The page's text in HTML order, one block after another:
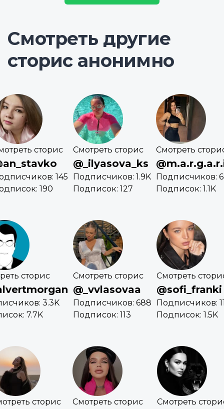
Смотреть другие
сторис анонимно
сторис
145
190
Смотреть сторис
@_ilyasova_ks
Подписчиков: 1.9K
Подписок: 127
Смотреть
Подписчиков:
Подписок: 1.1K
сторис
3.3K
7.7K
Смотреть сторис
@_vvlasovaa
Подписчиков: 688
Подписок: 113
Смотреть
@sofi_franki
Подписчиков:
Подписок: 1.5K
сторис Смотреть сторис Смотреть